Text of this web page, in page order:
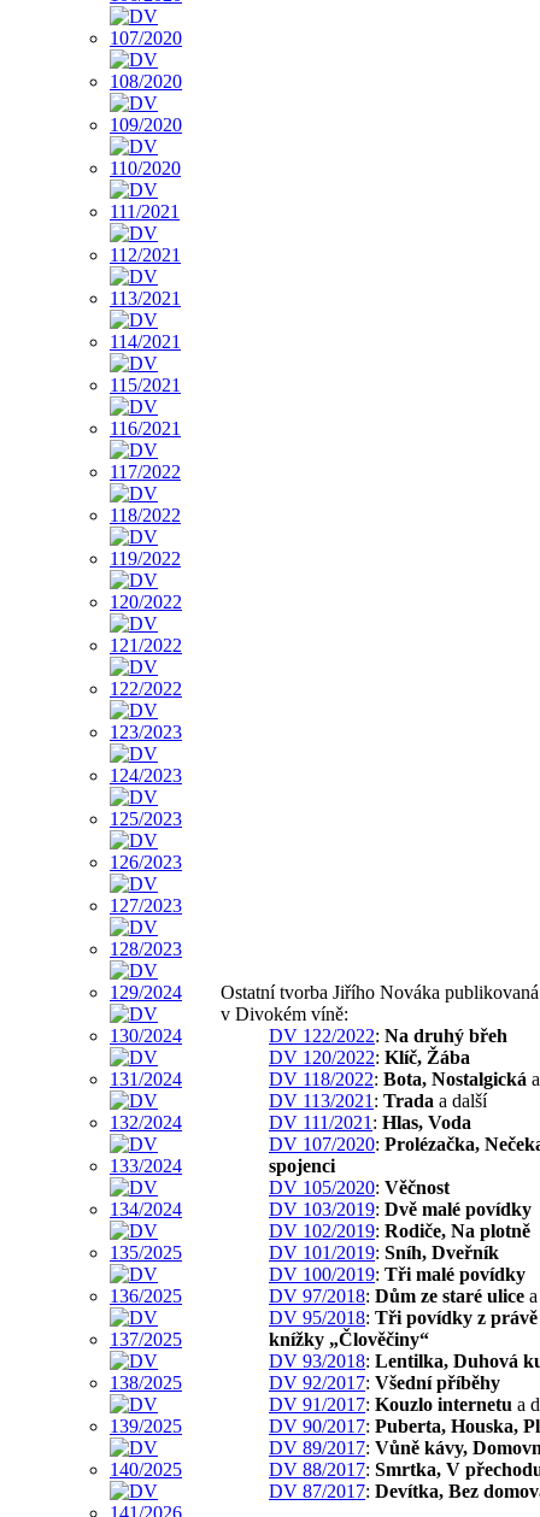
Ostatní tvorba Jiřího Nováka publikovaná
v Divokém víně:
DV 122/2022: Na druhý břeh
DV 120/2022: Klíč, Žába
DV 118/2022: Bota, Nostalgická
DV 113/2021 : Trada a další
DV 111/2021 : Hlas, Voda
DV 107/2020: Prolézačka,
spojenci
DV 105/2020: Věčnost
DV 103/2019: Dvě malé povídky
DV 102/2019: Rodiče, Na plotně
DV 101/2019: Sníh, Dveřník
DV 100/2019: Tři malé povídky
DV 97/2018: Dům ze staré ulice
DV 95/2018: Tři povídky z právě
knížky „Člověčiny“
DV 93/2018: Lentilka, Duhová
DV 92/2017: Všední příběhy
DV 91/2017: Kouzlo internetu a
DV 90/2017: Puberta, Houska,
DV 89/2017: Vůně kávy,
DV 88/2017: Smrtka, V
DV 87/2017: Devítka, Bez